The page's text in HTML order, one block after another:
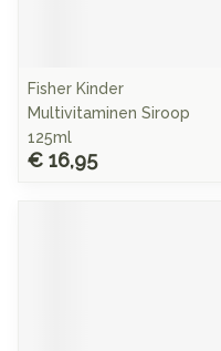
Fisher Kinder
Multivitaminen Siroop
125ml
€ 16,95